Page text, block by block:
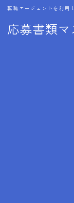
応募書類マ
転職エージェントを利用
MENU